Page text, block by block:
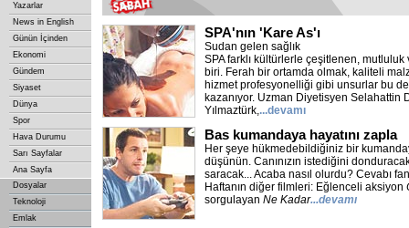
Yazarlar
News in English
Günün İçinden
Ekonomi
Gündem
Siyaset
Dünya
Spor
Hava Durumu
Sarı Sayfalar
Ana Sayfa
Dosyalar
Teknoloji
Emlak
SPA'nın 'Kare As'ı
Sudan gelen sağlık
SPA farklı kültürlerle çeşitlenen,
biri. Ferah bir ortamda olmak, kaliteli
hizmet profesyonelliği gibi unsurlar bu
kazanıyor. Uzman Diyetisyen Selahattin
Yılmaztürk,...devamı
Bas kumandaya hayatını zapla
Her şeye hükmedebildiğiniz bir
düşünün. Canınızın istediğini
saracak... Acaba nasıl olurdu? Cevabı
Haftanın diğer filmleri: Eğlenceli aksiyon
sorgulayan Ne Kadar...devamı